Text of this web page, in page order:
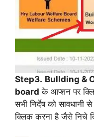
Step3. Bullding &
board के आप्शन पर
सभी निर्देष को
क्लिक करना है जैसे निचे